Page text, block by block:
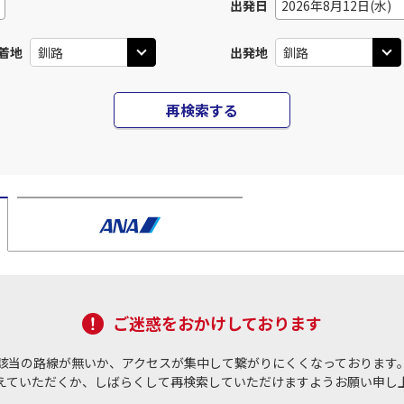
地
出発日 2026年8月12日(水)
出発地
再検索する
ご迷惑をおかけしております
当の路線が無いか、アクセスが集中して繋がりにくくなっております
ていただくか、しばらくして再検索していただけますようお願い申し